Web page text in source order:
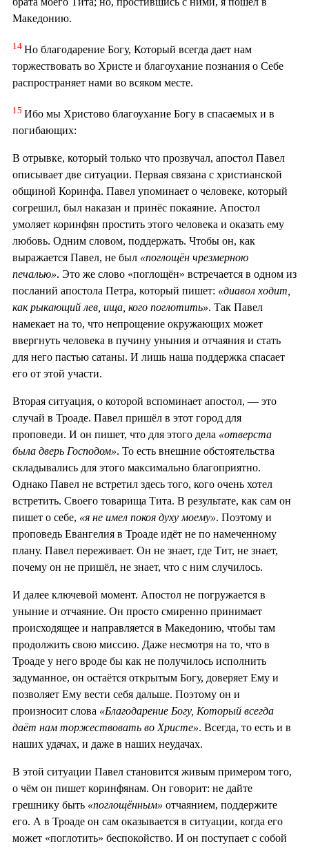
Македонию.
14 Но благодарение Богу, Который всегда дает нам
торжествовать во Христе и благоухание познания о Себе
распространяет нами во всяком месте.
15 Ибо мы Христово благоухание Богу в спасаемых и в
погибающих:
В отрывке, который только что прозвучал, апостол Павел
описывает две ситуации. Первая связана с христианской
общиной Коринфа. Павел упоминает о человеке, который
согрешил, был наказан и принёс покаяние. Апостол
умоляет коринфян простить этого человека и оказать ему
любовь. Одним словом, поддержать. Чтобы он, как
выражается Павел, не был «поглощён чрезмерною
печалью». Это же слово «поглощён» встречается в одном из
посланий апостола Петра, который пишет: «диавол ходит,
как рыкающий лев, ища, кого поглотить». Так Павел
намекает на то, что непрощение окружающих может
ввергнуть человека в пучину уныния и отчаяния и стать
для него пастью сатаны. И лишь наша поддержка спасает
его от этой участи.
Вторая ситуация, о которой вспоминает апостол, — это
случай в Троаде. Павел пришёл в этот город для
проповеди. И он пишет, что для этого дела «отверста
была дверь Господом». То есть внешние обстоятельства
складывались для этого максимально благоприятно.
Однако Павел не встретил здесь того, кого очень хотел
встретить. Своего товарища Тита. В результате, как сам он
пишет о себе, «я не имел покоя духу моему». Поэтому и
проповедь Евангелия в Троаде идёт не по намеченному
плану. Павел переживает. Он не знает, где Тит, не знает,
почему он не пришёл, не знает, что с ним случилось.
И далее ключевой момент. Апостол не погружается в
уныние и отчаяние. Он просто смиренно принимает
происходящее и направляется в Македонию, чтобы там
продолжить свою миссию. Даже несмотря на то, что в
Троаде у него вроде бы как не получилось исполнить
задуманное, он остаётся открытым Богу, доверяет Ему и
позволяет Ему вести себя дальше. Поэтому он и
произносит слова «Благодарение Богу, Который всегда
даёт нам торжествовать во Христе». Всегда, то есть и в
наших удачах, и даже в наших неудачах.
В этой ситуации Павел становится живым примером того,
о чём он пишет коринфянам. Он говорит: не дайте
грешнику быть «поглощённым» отчаянием, поддержите
его. А в Троаде он сам оказывается в ситуации, когда его
может «поглотить» беспокойство. И он поступает с собой